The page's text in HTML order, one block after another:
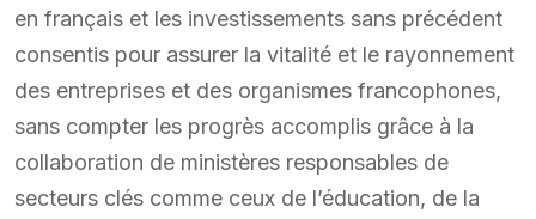
en français et les investissements sans précédent
consentis pour assurer la vitalité et le rayonnement
des entreprises et des organismes francophones,
sans compter les progrès accomplis grâce à la
collaboration de ministères responsables de
secteurs clés comme ceux de l’éducation, de la